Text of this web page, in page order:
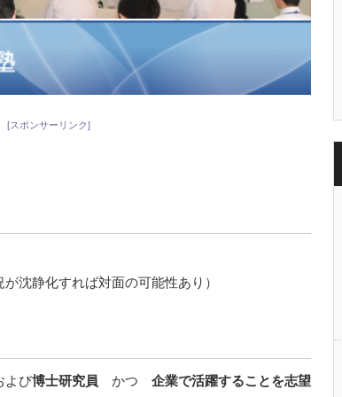
[スポンサーリンク]
沈静化すれば対面の可能性あり）
よび博士研究員 かつ 企業で活躍することを志望